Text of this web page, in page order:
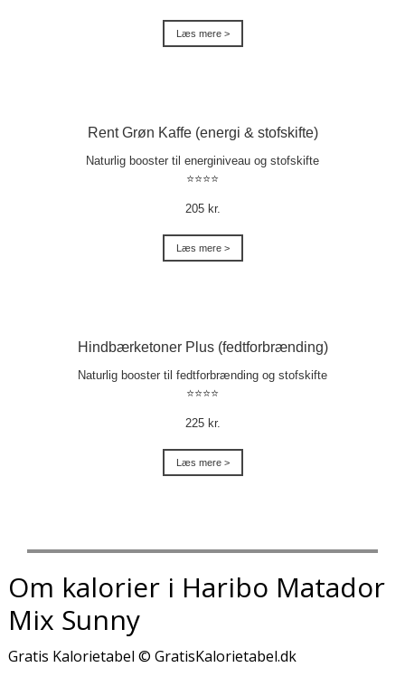
Læs mere >
Rent Grøn Kaffe (energi & stofskifte)
Naturlig booster til energiniveau og stofskifte
⭐⭐⭐⭐
205 kr.
Læs mere >
Hindbærketoner Plus (fedtforbrænding)
Naturlig booster til fedtforbrænding og stofskifte
⭐⭐⭐⭐
225 kr.
Læs mere >
Om kalorier i Haribo Matador
Mix Sunny
Gratis Kalorietabel © GratisKalorietabel.dk